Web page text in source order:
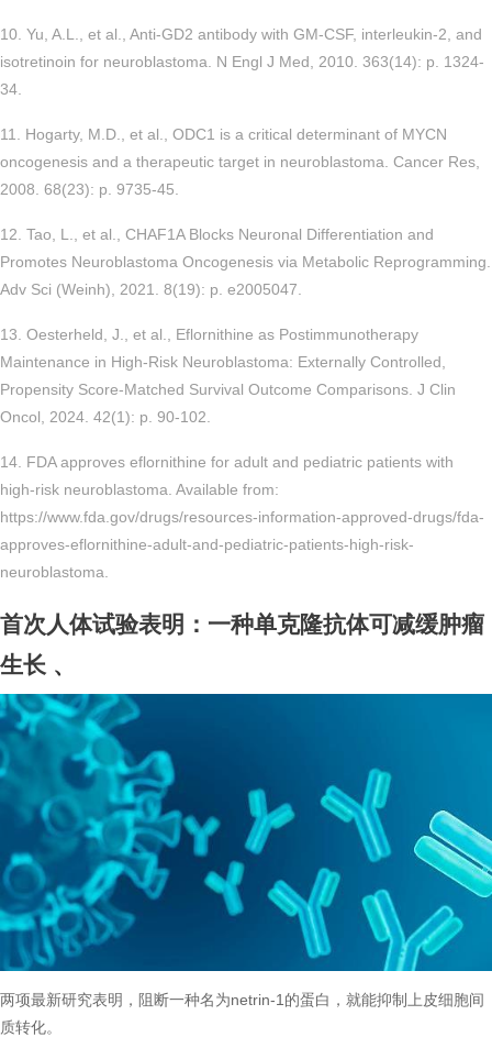
10. Yu, A.L., et al., Anti-GD2 antibody with GM-CSF, interleukin-2, and
isotretinoin for neuroblastoma. N Engl J Med, 2010. 363(14): p. 1324-
34.
11. Hogarty, M.D., et al., ODC1 is a critical determinant of MYCN
oncogenesis and a therapeutic target in neuroblastoma. Cancer Res,
2008. 68(23): p. 9735-45.
12. Tao, L., et al., CHAF1A Blocks Neuronal Differentiation and
Promotes Neuroblastoma Oncogenesis via Metabolic Reprogramming.
Adv Sci (Weinh), 2021. 8(19): p. e2005047.
13. Oesterheld, J., et al., Eflornithine as Postimmunotherapy
Maintenance in High-Risk Neuroblastoma: Externally Controlled,
Propensity Score-Matched Survival Outcome Comparisons. J Clin
Oncol, 2024. 42(1): p. 90-102.
14. FDA approves eflornithine for adult and pediatric patients with
high-risk neuroblastoma. Available from:
https://www.fda.gov/drugs/resources-information-approved-drugs/fda-
approves-eflornithine-adult-and-pediatric-patients-high-risk-
neuroblastoma.
首次人体试验表明：一种单克隆抗体可减缓肿瘤
生长 、
两项最新研究表明，阻断一种名为netrin-1的蛋白，就能抑制上皮细胞间
质转化。